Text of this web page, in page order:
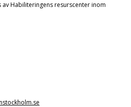
Habiliteringens resurscenter inom